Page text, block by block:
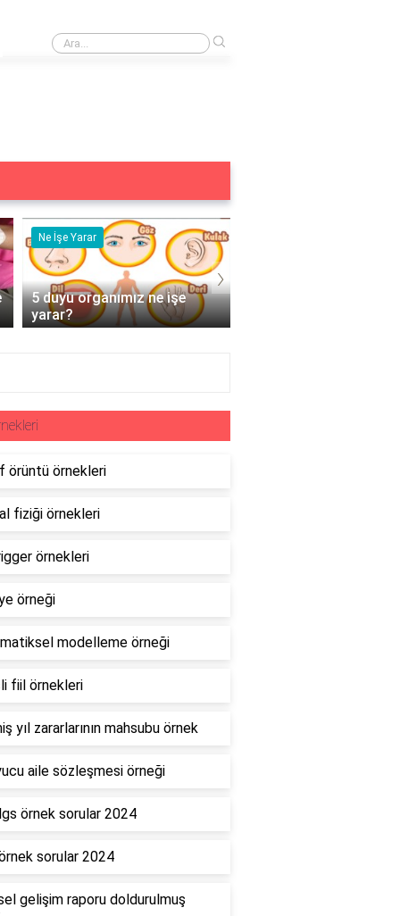
Akran danişmanliği nedir?
Ne İşe Yarar
5 duyu organımız ne işe
yarar?
›
örüntü örnekleri
fiziği örnekleri
örnekleri
örneği
modelleme örneği
fiil örnekleri
yıl zararlarının mahsubu örnek
aile sözleşmesi örneği
örnek sorular 2024
sorular 2024
gelişim raporu doldurulmuş